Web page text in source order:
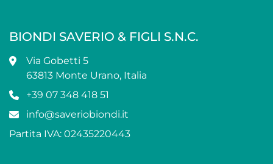
BIONDI SAVERIO & FIGLI S.N.C.
Via Gobetti 5
63813 Monte Urano, Italia
+39 07 348 418 51
info@saveriobiondi.it
Partita IVA: 02435220443